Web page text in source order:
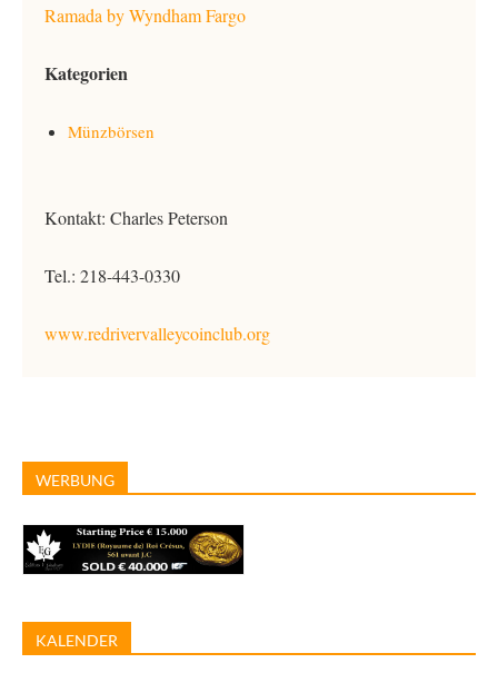
Ramada by Wyndham Fargo
Kategorien
Münzbörsen
Kontakt: Charles Peterson
Tel.: 218-443-0330
www.redrivervalleycoinclub.org
WERBUNG
KALENDER